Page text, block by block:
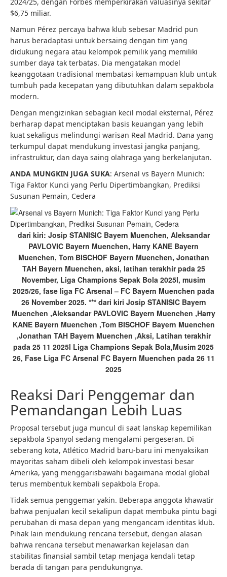
$6,75 miliar.
Namun Pérez percaya bahwa klub sebesar Madrid pun
harus beradaptasi untuk bersaing dengan tim yang
didukung negara atau kelompok pemilik yang memiliki
sumber daya tak terbatas. Dia mengatakan model
keanggotaan tradisional membatasi kemampuan klub untuk
tumbuh pada kecepatan yang dibutuhkan dalam sepakbola
modern.
Dengan mengizinkan sebagian kecil modal eksternal, Pérez
berharap dapat menciptakan basis keuangan yang lebih
kuat sekaligus melindungi warisan Real Madrid. Dana yang
terkumpul dapat mendukung investasi jangka panjang,
infrastruktur, dan daya saing olahraga yang berkelanjutan.
ANDA MUNGKIN JUGA SUKA: Arsenal vs Bayern Munich:
Tiga Faktor Kunci yang Perlu Dipertimbangkan, Prediksi
Susunan Pemain, Cedera
dari kiri: Josip STANISIC Bayern Muenchen, Aleksandar
PAVLOVIC Bayern Muenchen, Harry KANE Bayern
Muenchen, Tom BISCHOF Bayern Muenchen, Jonathan
TAH Bayern Muenchen, aksi, latihan terakhir pada 25
November, Liga Champions Sepak Bola 2025l, musim
2025/26, fase liga FC Arsenal – FC Bayern Muenchen pada
26 November 2025. *** dari kiri Josip STANISIC Bayern
Muenchen ,Aleksandar PAVLOVIC Bayern Muenchen ,Harry
KANE Bayern Muenchen ,Tom BISCHOF Bayern Muenchen
,Jonathan TAH Bayern Muenchen ,Aksi, Latihan terakhir
pada 25 11 2025l Liga Champions Sepak Bola,Musim 2025
26, Fase Liga FC Arsenal FC Bayern Muenchen pada 26 11
2025
Reaksi Dari Penggemar dan
Pemandangan Lebih Luas
Proposal tersebut juga muncul di saat lanskap kepemilikan
sepakbola Spanyol sedang mengalami pergeseran. Di
seberang kota, Atlético Madrid baru-baru ini menyaksikan
mayoritas saham dibeli oleh kelompok investasi besar
Amerika, yang menggarisbawahi bagaimana modal global
terus membentuk kembali sepakbola Eropa.
Tidak semua penggemar yakin. Beberapa anggota khawatir
bahwa penjualan kecil sekalipun dapat membuka pintu bagi
perubahan di masa depan yang mengancam identitas klub.
Pihak lain mendukung rencana tersebut, dengan alasan
bahwa rencana tersebut menawarkan kejelasan dan
stabilitas finansial sambil tetap menjaga kendali tetap
berada di tangan para pendukungnya.